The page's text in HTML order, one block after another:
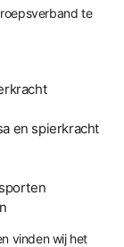
te
en spierkracht
vinden wij het